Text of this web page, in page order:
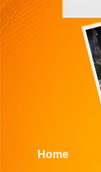
Home